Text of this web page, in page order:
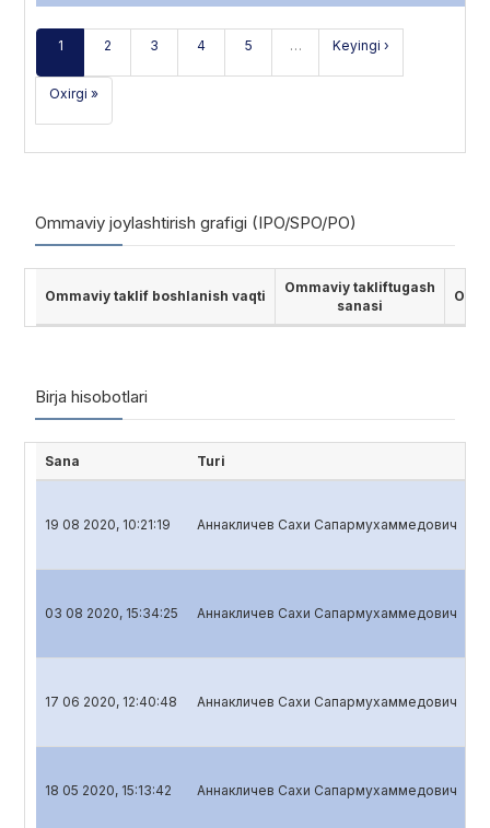
1 2 3 4 5 … Keyingi ›
Oxirgi »
Ommaviy joylashtirish grafigi (IPO/SPO/PO)
Ommaviy taklif boshlanish vaqti
Ommaviy takliftugash
sanasi
Birja hisobotlari
Sana Turi
19 08 2020, 10:21:19 Аннакличев Сахи Сапармухаммедович
03 08 2020, 15:34:25 Аннакличев Сахи Сапармухаммедович
17 06 2020, 12:40:48 Аннакличев Сахи Сапармухаммедович
18 05 2020, 15:13:42 Аннакличев Сахи Сапармухаммедович